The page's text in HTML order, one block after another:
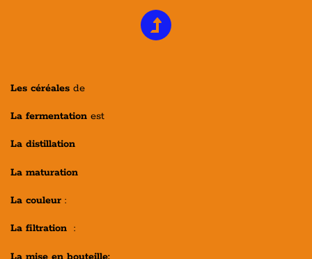
Les céréales de
La fermentation est
La distillation
La maturation
La couleur :
La filtration :